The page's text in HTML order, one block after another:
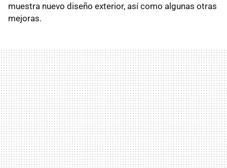
muestra nuevo diseño exterior, así como algunas otras
mejoras.